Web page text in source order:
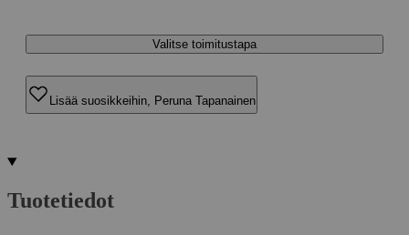
Valitse toimitustapa
Lisää suosikkeihin, Peruna Tapanainen
Tuotetiedot